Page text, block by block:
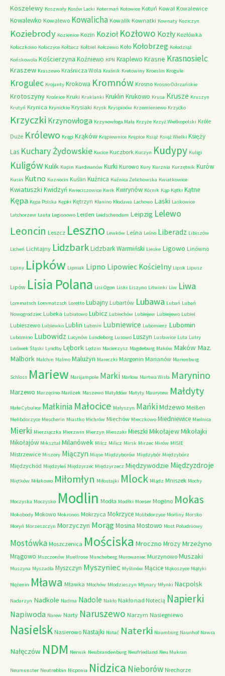
Koszelewy Koszwały Kosów Lacki Kotermań Kotowice Kotuń Kowal Kowalewice
Kowalewko Kowalewo Kowalicha Kowalik Kownatki Kownaty Koziczyn
Koziebrody Kozienice Kozin Kozioł Kozłowo Kozły Kozłówka
Kołaczkowo Kołaczyce Kołbacz Kołbiel Kołczewo Koło Kołobrzeg Kołodziąż
Końskowola Kościerzyna Koźniewo KPN Kraplewo Krasne Krasnosielc
Kraszew Kraszewo Kraśnicza Wola Kraśnik Kretowiny Kroeslin Krogule
Krogulec Krojanty Krokowa Kromnów Krosno Krosno Odrzańskie
Krotoszyny Krośnice Kruki Kruklanki Kruklin Krukowo Krusa Krusze Kruszyn
Krutyń Krynica Krynickie Krysiaki Krysk Kryspinów Krzemieniewo Krzycko
Krzyczki Krzynowłoga Krzynowłoga Mała Krzyże Krzyż Wielkopolski Króle
Duże Królewo Krągi Krąków Krąpiewnice Krępice Książ Książ Wielki Księży
Las Kuchary Żydowskie Kucice Kuczbork Kuczyn Kudypy Kuligi
KuligówKulik Kupin Kurdwanów Kurki Kurowo Kury Kurznia Kurzętnik Kurów
Kusin Kutno Kuznocin Kuślin Kuźnica Kuźnica Żelichowska Kwiatkowice
Kwiatuszki Kwidzyń Kwieciszowice Kwik Kwirynów Kórnik Kąp Kątki Kątne
Kępa Kępa Polska Kępki Kętrzyn Kłanino Kłodawa Lachowo Laski Laskowice
Latchorzew Lauta Legionowo Leiden Leidschendam Leipzig Lelewo
Leoncin Leszcz Leszno Lewków Leśna Leśno Liberadz Libiszów
Licheń Lichtajny LidzbarkLidzbark Warmiński Lieske Ligowo Linówno
Lipiny Lipków Lipniak Lipno Lipowiec Kościelny Lipsk Lipusz
Lipów Lisia Polana Lisi Ogon Liski Liszyno Litwinki Liw Liwa
Lommatsch Lommatzsch Loretto Lubajny Lubartów Lubawa Lubań Lubań
Nowogrodziec Lubeka Lubiatowo Lubicz Lubiechów Lubiejew Lubiejewo Lubiel
Lubieszewo Lublewko Lublin Lubmin Lubniewice Lubomierz Lubomin
Lubomino Lubowidz Lucynów Lundeborg Lusowo Luszyn Lusławice Luta Lutry
Lwówek Śląski Lyndby Lębork Lędzin Macierzysz Magdeburg Maków Maków Maz.
Malbork Malchin Malmo Malużyn Mareczki Margonin Marianów Marienburg
Schloss Mariew Marijampole Marki Marlow Martwa Wisła Marynino
Marzewo Marzęcino Marózek Maszewo Matyldów Matyty Maurycew Małdyty
Małe Cybulice Małkinia Małocice Małyszyn MańkiMdzewo Meißen
Melibdorzyce Mescherin Miastko Michrów Miechów Mieczkowo Miedniewice Mielnica
Mierki Mierziączka Mierzwin Mierzyn Mieszaki Mieszki MikołajewMikołajki
Mikołajów Miksztal Milanówek Milcz Milicz Mirsk Mirzec Mirów MISIE
Mistrzewice Miszory Miączyn Miąse Międzyborów Międzybór Międzybórz
Międzychód Międzyleś Międzyrzec Międzyrzecz Międzywodzie Międzyzdroje
Miętków Miłakowo Miłomłyn Miłostajki Mlock Mlądz Mniszek Mochy
Moczyska Moczysko Modlin Modła Modłki Moeser Mogilno Mokas
Mokobody Mokowo Mokronos Mokrzyca Mokrzyce Molibdorzyce Morliny Morsko
Moryń Morzeszczyn Morzyczyn MorągMosina Mostowo Most Południowy
Mostówka Moszczenica Mościska Mroczno Mrozy Mrzeżyno
Mrągowo Mszczonów Muellrose Muncheberg Murowaniec Murzynowo Muszaki
Muszyna Myszadła Myszczyn Myszyniec Myślinów Mącice Mąkoszyce Mątyki
Mężenin Mława Mławka Młochów Młodzieszyn Młynary Młynki Nacpolsk
Nadarzyn Nadkole Nadma Nadole Nakło Nakło nad Notecią Napierki
Napiwoda Narew Narty Naruszewo Narzym Nasiegniewo
Nasielsk Nasierowo Nastajki Natać Naterki Naumburg Naunhof Nawra
Nałęczów NDM Nerwik Neubrandenburg Neufriedland Neu Mukran
Neumunster Neutrebbin Nicponia Nidzica Nieborów Niechorze